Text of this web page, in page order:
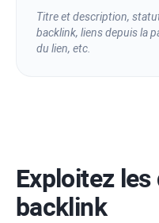
Titre et description,
backlink, liens depuis la
du lien, etc.
Exploitez
backlink